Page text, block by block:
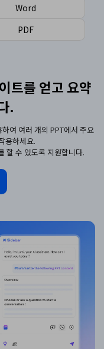
Word
PDF
트를 얻고 요약
.
여 여러 개의 PPT에서 주요
용하세요.
할 수 있도록 지원합니다.